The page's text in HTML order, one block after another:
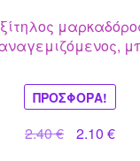
ΠΡΟΣΦΟΡΆ!
2.40€
Original
2.10 €Η